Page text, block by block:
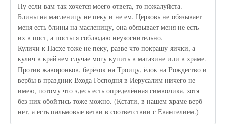
Ну если вам так хочется моего ответа, то пожалуйста.
Блины на масленицу не пеку и не ем. Церковь не обязывает
меня есть блины на масленицу, она обязывает меня не есть
их в пост, а посты я соблюдаю неукоснительно.
Куличи к Пасхе тоже не пеку, разве что покрашу яички, а
кулич в крайнем случае могу купить в магазине или в храме.
Против жаворонков, берёзок на Троицу, ёлок на Рождество и
вербы в праздник Входа Господня в Иерусалим ничего не
имею, потому что здесь есть определённая символика, хотя
без них обойтись тоже можно. (Кстати, в нашем храме верб
нет, а есть пальмовые ветви в соответствии с Евангелием.)